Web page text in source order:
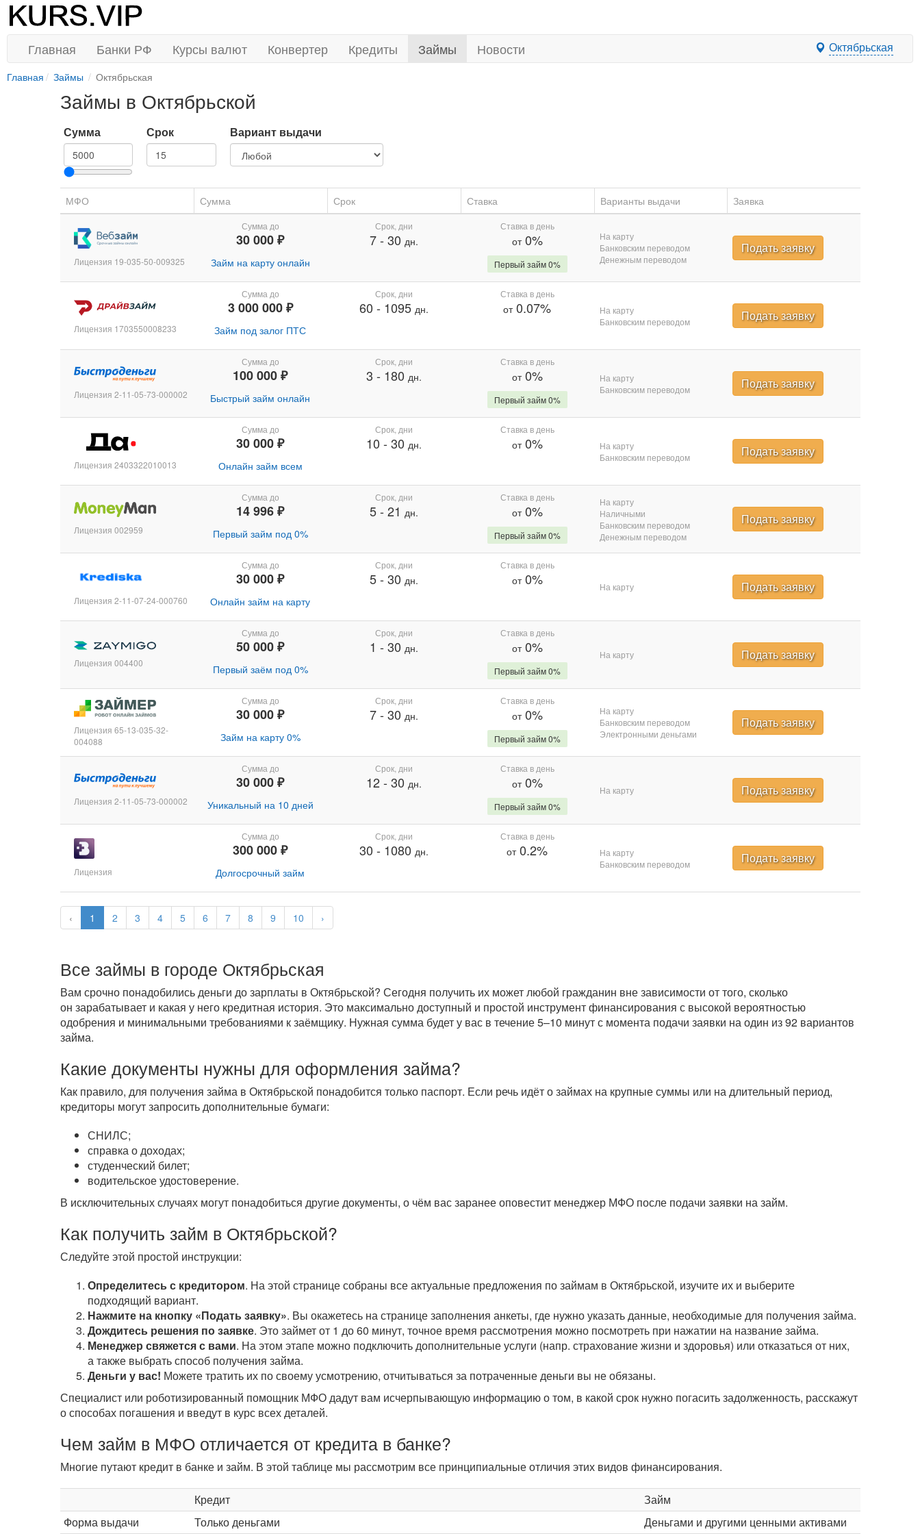
Главная Банки РФ Курсы валют Конвертер Кредиты Займы Новости Октябрьская
Главная Займы Октябрьская
Займы в Октябрьской
Сумма Срок Вариант выдачи
МФО Сумма Срок Ставка Варианты выдачи Заявка
‹ 1 2 3 4 5 6 7 8 9 10 ›
Лицензия 19-035-50-009325
Сумма до
30 000 ₽
Займ на карту онлайн
Срок, дни
7- 30 дн.
Ставка в день
от0%
Первый займ 0%
На карту
Банковским переводом
Денежным переводом
Подать заявку
Лицензия 1703550008233
Сумма до
3 000 000 ₽
Займ под залог ПТС
Срок, дни
60 - 1095 дн.
Ставка в день
от0.07%
На карту
Банковским переводом
Подать заявку
Лицензия 2-11-05-73-000002
Сумма до
100 000 ₽
Быстрый займ онлайн
Срок, дни
3 - 180 дн.
Ставка в день
от0%
Первый займ 0%
На карту
Банковским переводом
Подать заявку
Лицензия 2403322010013
Сумма до
30 000 ₽
Онлайн займ всем
Срок, дни
10 - 30 дн.
Ставка в день
от0%
На карту
Банковским переводом
Подать заявку
Лицензия 002959
Сумма до
14 996 ₽
Первый займ под 0%
Срок, дни
5- 21 дн.
Ставка в день
от0%
Первый займ 0%
На карту
Наличными
Банковским переводом
Денежным переводом
Подать заявку
Лицензия 2-11-07-24-000760
Сумма до
30 000 ₽
Онлайн займ на карту
Срок, дни
5- 30 дн.
Ставка в день
от0% На карту Подать заявку
Лицензия 004400
Сумма до
50 000 ₽
Первый заём под 0%
Срок, дни
1 - 30 дн.
Ставка в день
от0%
Первый займ 0%
На карту Подать заявку
Лицензия 65-13-035-32-
004088
Сумма до
30 000 ₽
Займ на карту 0%
Срок, дни
7- 30 дн.
Ставка в день
от0%
Первый займ 0%
На карту
Банковским переводом
Электронными деньгами
Подать заявку
Лицензия 2-11-05-73-000002
Сумма до
30 000 ₽
Уникальный на 10 дней
Срок, дни
12- 30 дн.
Ставка в день
от0%
Первый займ 0%
На карту Подать заявку
Лицензия
Сумма до
300 000 ₽
Долгосрочный займ
Срок, дни
30 - 1080 дн.
Ставка в день
от0.2%
На карту
Банковским переводом
Подать заявку
Все займы в городе Октябрьская
Вам срочно понадобились деньги до зарплаты в Октябрьской? Сегодня получить их может любой гражданин вне зависимости от того, сколько
он зарабатывает и какая у него кредитная история. Это максимально доступный и простой инструмент финансирования с высокой вероятностью
одобрения и минимальными требованиями к заёмщику. Нужная сумма будет у вас в течение 5–10 минут с момента подачи заявки на один из 92 вариантов
займа.
Какие документы нужны для оформления займа?
Как правило, для получения займа в Октябрьской понадобится только паспорт. Если речь идёт о займах на крупные суммы или на длительный период,
кредиторы могут запросить дополнительные бумаги:
СНИЛС;
справка о доходах;
студенческий билет;
водительское удостоверение.
В исключительных случаях могут понадобиться другие документы, о чём вас заранее оповестит менеджер МФО после подачи заявки на займ.
Как получить займ в Октябрьской?
Следуйте этой простой инструкции:
Определитесь с кредитором. На этой странице собраны все актуальные предложения по займам в Октябрьской, изучите их и выберите
подходящий вариант.
Нажмите на кнопку «Подать заявку». Вы окажетесь на странице заполнения анкеты, где нужно указать данные, необходимые для получения займа.
Дождитесь решения по заявке. Это займет от 1 до 60 минут, точное время рассмотрения можно посмотреть при нажатии на название займа.
Менеджер свяжется с вами. На этом этапе можно подключить дополнительные услуги (напр. страхование жизни и здоровья) или отказаться от них,
а также выбрать способ получения займа.
Деньги у вас! Можете тратить их по своему усмотрению, отчитываться за потраченные деньги вы не обязаны.
Специалист или роботизированный помощник МФО дадут вам исчерпывающую информацию о том, в какой срок нужно погасить задолженность, расскажут
о способах погашения и введут в курс всех деталей.
Чем займ в МФО отличается от кредита в банке?
Многие путают кредит в банке и займ. В этой таблице мы рассмотрим все принципиальные отличия этих видов финансирования.
Кредит
Займ
Форма выдачи
Только деньгами Деньгами и другими ценными активами